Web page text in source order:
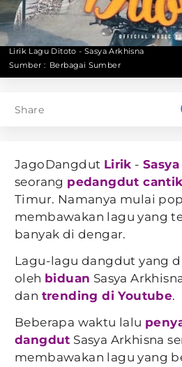
Lirik Lagu Ditoto - Sasya Arkhisna
Sumber : Berbagai Sumber
Share
JagoDangdut Lirik -
seorang pedangdut cantik
Timur. Namanya mulai
membawakan lagu yang
banyak di dengar.
Lagu-lagu dangdut yang
oleh biduan Sasya
dan trending di Youtube.
Beberapa waktu lalu
dangdut Sasya Arkhisna
membawakan lagu yang